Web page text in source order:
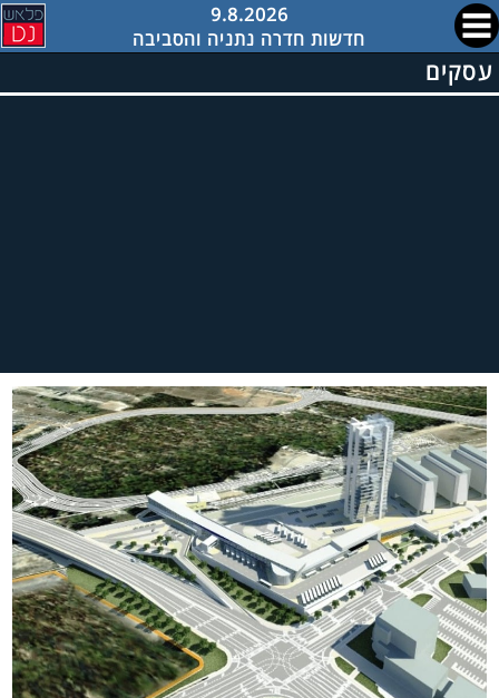
9.8.2026
חדשות חדרה נתניה והסביבה
עסקים